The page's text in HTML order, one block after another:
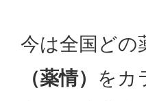
今は全国どの
（薬情） をカ